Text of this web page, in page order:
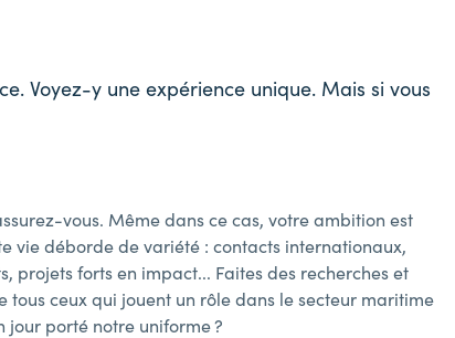
Voyez-y une expérience unique. Mais si vous
vous. Même dans ce cas, votre ambition est
vie déborde de variété : contacts internationaux,
projets forts en impact... Faites des recherches et
tous ceux qui jouent un rôle dans le secteur maritime
jour porté notre uniforme ?